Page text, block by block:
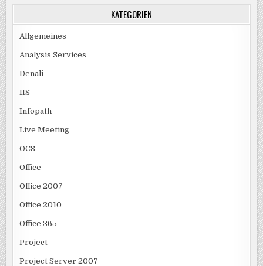
KATEGORIEN
Allgemeines
Analysis Services
Denali
IIS
Infopath
Live Meeting
OCS
Office
Office 2007
Office 2010
Office 365
Project
Project Server 2007